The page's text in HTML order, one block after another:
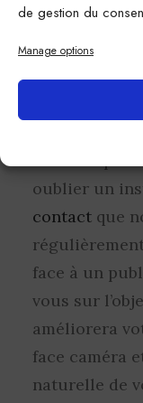
de gestion du
Manage options
l’impression
autre chose
La prise de
oublier un
contact que
face à un
vous sur
améliorera
face caméra
naturelle de